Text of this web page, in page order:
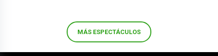
MÁS ESPECTÁCULOS